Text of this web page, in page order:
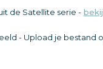
de Satellite serie -
- Upload je bestand